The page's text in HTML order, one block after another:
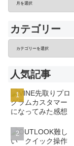
カテゴリー
人気記事